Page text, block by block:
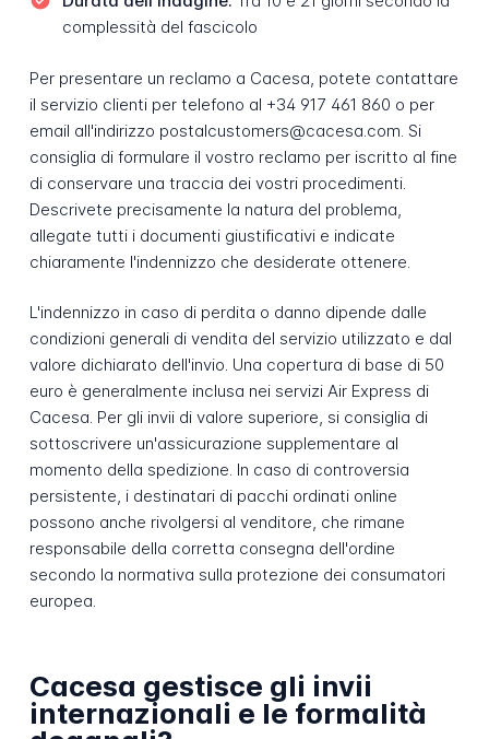
complessità del fascicolo
Per presentare un reclamo a Cacesa, potete contattare
il servizio clienti per telefono al +34 917 461 860 o per
email all'indirizzo postalcustomers@cacesa.com. Si
consiglia di formulare il vostro reclamo per iscritto al fine
di conservare una traccia dei vostri procedimenti.
Descrivete precisamente la natura del problema,
allegate tutti i documenti giustificativi e indicate
chiaramente l'indennizzo che desiderate ottenere.
L'indennizzo in caso di perdita o danno dipende dalle
condizioni generali di vendita del servizio utilizzato e dal
valore dichiarato dell'invio. Una copertura di base di 50
euro è generalmente inclusa nei servizi Air Express di
Cacesa. Per gli invii di valore superiore, si consiglia di
sottoscrivere un'assicurazione supplementare al
momento della spedizione. In caso di controversia
persistente, i destinatari di pacchi ordinati online
possono anche rivolgersi al venditore, che rimane
responsabile della corretta consegna dell'ordine
secondo la normativa sulla protezione dei consumatori
europea.
Cacesa gestisce gli invii
internazionali e le formalità